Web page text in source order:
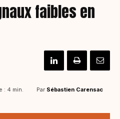
faibles en
: 4 min. Par Sébastien Carensac